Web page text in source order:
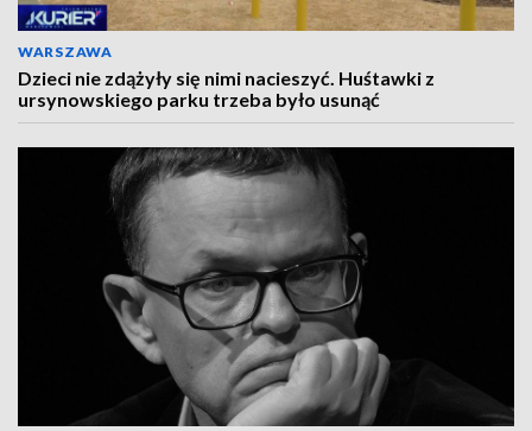
WARSZAWA
Dzieci nie zdążyły się nimi nacieszyć. Huśtawki z
ursynowskiego parku trzeba było usunąć